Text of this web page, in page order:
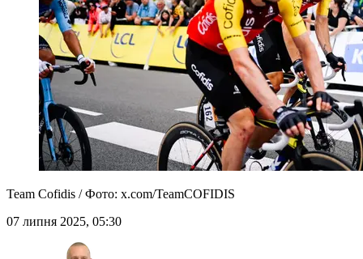
Team Cofidis / Фото: x.com/TeamCOFIDIS
07 липня 2025, 05:30